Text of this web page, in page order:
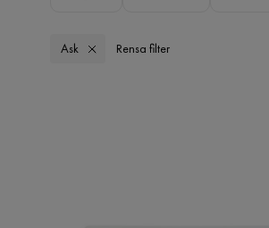
Ask Rensa filter